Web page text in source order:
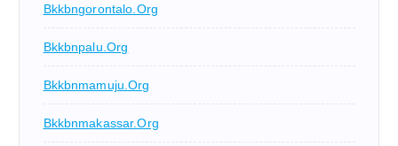
Bkkbngorontalo.org
Bkkbnpalu.org
Bkkbnmamuju.org
Bkkbnmakassar.org